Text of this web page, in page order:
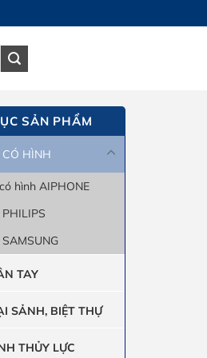
SẢN PHẨM
HÌNH
hình AIPHONE
TAY
SẢNH, BIỆT THỰ
THỦY LỰC